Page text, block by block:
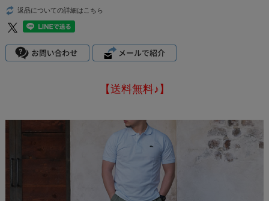
返品についての詳細はこちら
【送料無料♪】